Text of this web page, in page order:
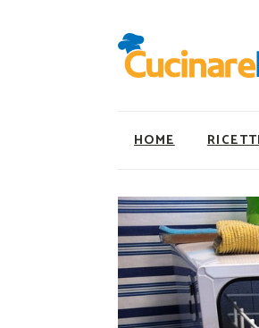
HOME
Ricette
Ricette
Ricette
Ricette
Ricette